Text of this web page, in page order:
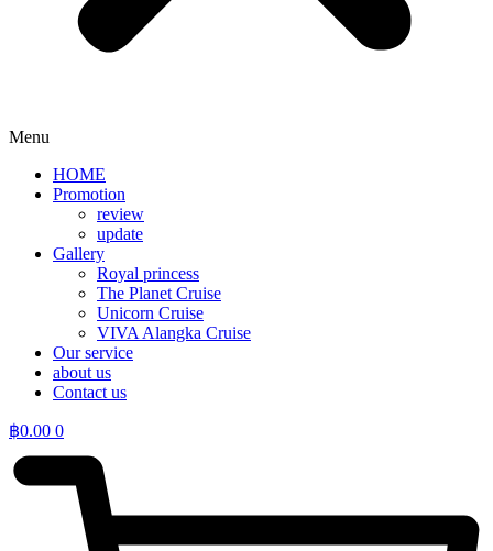
Menu
HOME
Promotion​
review
update
Gallery
Royal princess
The Planet Cruise
Unicorn Cruise
VIVA Alangka Cruise
Our service
about us
Contact us
฿0.00 0